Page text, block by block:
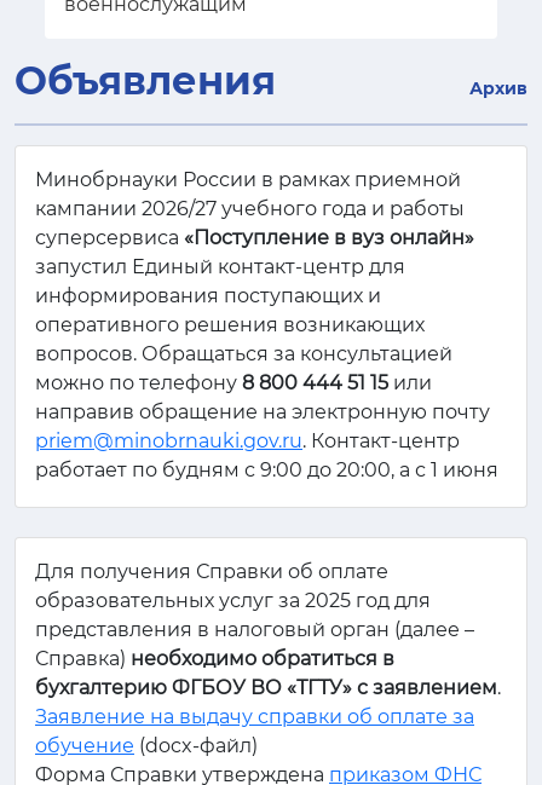
Объявления Архив
Минобрнауки России в рамках приемной
кампании 2026/27 учебного года и работы
суперсервиса «Поступление в вуз онлайн»
запустил Единый контакт-центр для
информирования поступающих и
оперативного решения возникающих
вопросов. Обращаться за консультацией
можно по телефону 8 800 444 51 15 или
направив обращение на электронную почту
priem@minobrnauki.gov.ru. Контакт-центр
работает по будням с 9:00 до 20:00, а с 1 июня
Для получения Справки об оплате
образовательных услуг за 2025 год для
представления в налоговый орган (далее –
Справка) необходимо обратиться в
бухгалтерию ФГБОУ ВО «ТГТУ» с заявлением.
Заявление на выдачу справки об оплате за
обучение (docx-файл)
Форма Справки утверждена приказом ФНС